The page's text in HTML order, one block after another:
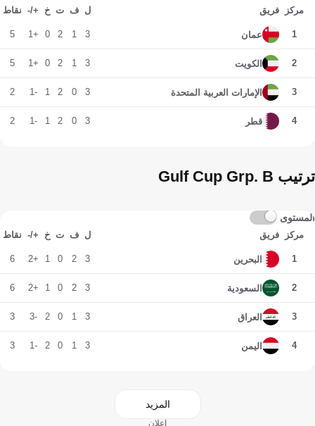
مركز فريق ل ف ت خ +/- نقاط
1 عمان 3
1
2
0
+1
5
2 الكويت 3
1
2
0
+1
5
3 الإمارات العربية المتحدة 3
0
2
1
-1
2
4 قطر 3
0
2
1
-1
2
ترتيب Gulf Cup Grp. B
المستوى
مركز فريق ل ف ت خ +/- نقاط
1 البحرين 3
2
0
1
+2
6
2 السعودية 3
2
0
1
+2
6
3 العراق 3
1
0
2
-3
3
4 اليمن 3
1
0
2
-1
3
المزيد
إعلان